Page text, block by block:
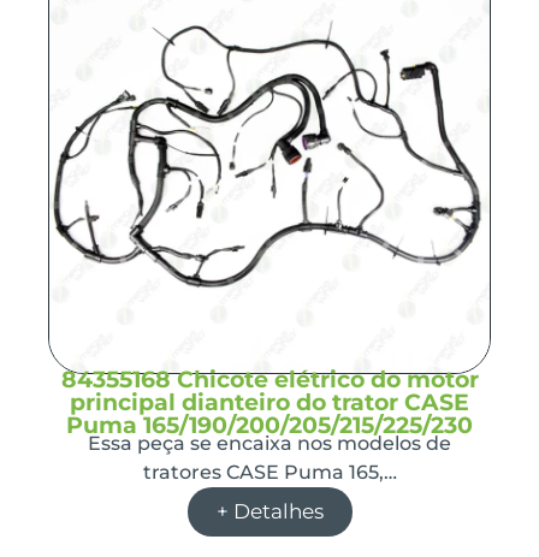
84355168 Chicote elétrico do motor
principal dianteiro do trator CASE
Puma 165/190/200/205/215/225/230
Essa peça se encaixa nos modelos de
tratores CASE Puma 165,…
+ Detalhes